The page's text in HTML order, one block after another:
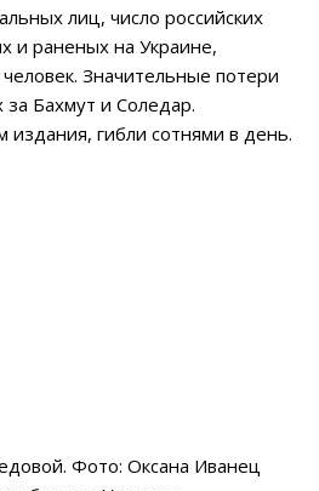
лиц, число российских
и раненых на Украине,
Значительные потери
за Бахмут и Соледар.
издания, гибли сотнями в день.
Фото: Оксана Иванец